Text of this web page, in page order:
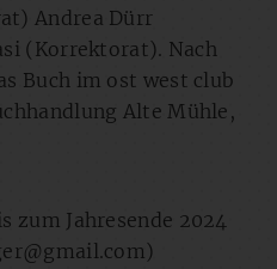
Andrea Dürr
(Korrektorat). Nach
Buch im ost west club
Alte Mühle,
zum Jahresende 2024